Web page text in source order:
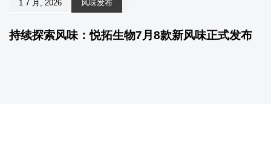
1 7 月, 2026 风味发布
持续探索风味：悦拓生物7月8款新风味正式发布